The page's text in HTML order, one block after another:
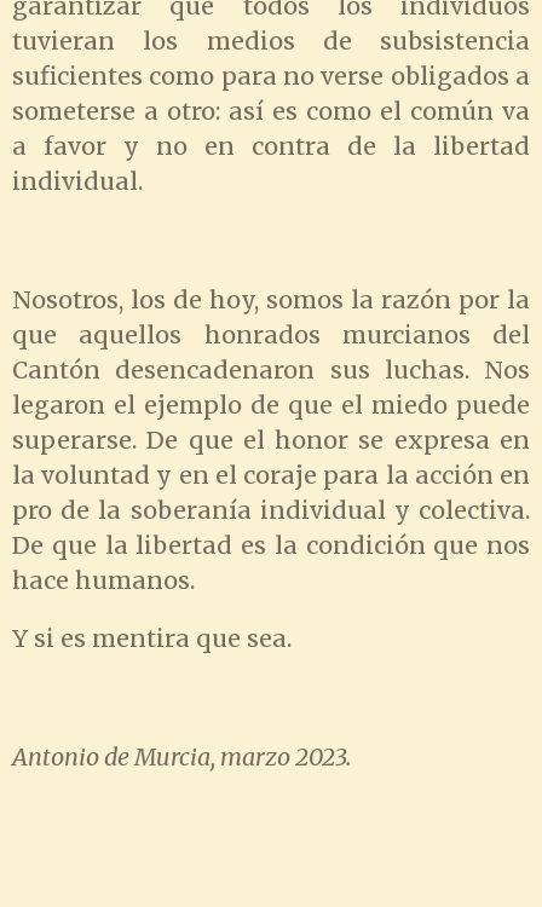
garantizar que todos los individuos
tuvieran los medios de subsistencia
suficientes como para no verse obligados a
someterse a otro: así es como el común va
a favor y no en contra de la libertad
individual.
Nosotros, los de hoy, somos la razón por la
que aquellos honrados murcianos del
Cantón desencadenaron sus luchas. Nos
legaron el ejemplo de que el miedo puede
superarse. De que el honor se expresa en
la voluntad y en el coraje para la acción en
pro de la soberanía individual y colectiva.
De que la libertad es la condición que nos
hace humanos.
Y si es mentira que sea.
Antonio de Murcia, marzo 2023.